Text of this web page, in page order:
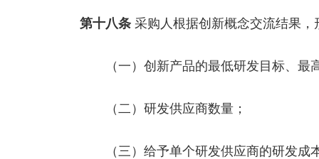
第十八条 采购人根据创新概念交流结果
（一）创新产品的最低研发目标、最
（二）研发供应商数量；
（三）给予单个研发供应商的研发成